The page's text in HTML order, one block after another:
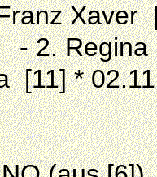
Xaver
- 2.
*